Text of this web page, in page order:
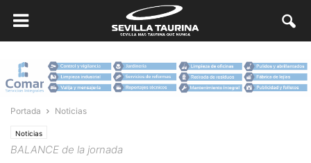
Portada Noticias
Noticias
BALANCE de la jornada